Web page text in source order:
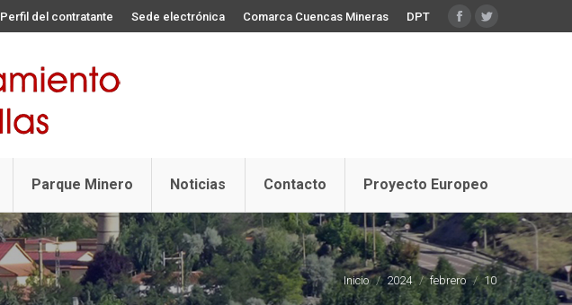
Perfil del contratante Sede electrónica Comarca Cuencas Mineras DPT Facebook
Twitter
Parque Minero Noticias Contacto Proyecto Europeo
Estás aquí:
Inicio 2024 febrero 10